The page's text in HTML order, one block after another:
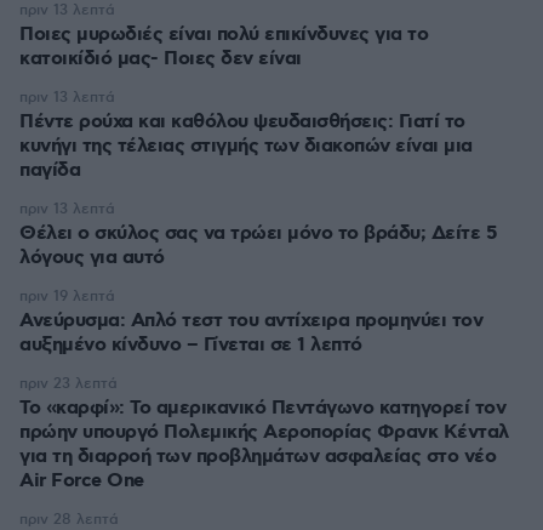
Ποιες μυρωδιές είναι πολύ επικίνδυνες για το
κατοικίδιό μας- Ποιες δεν είναι
πριν 13 λεπτά
Πέντε ρούχα και καθόλου ψευδαισθήσεις: Γιατί το
κυνήγι της τέλειας στιγμής των διακοπών είναι μια
παγίδα
πριν 13 λεπτά
Θέλει ο σκύλος σας να τρώει μόνο το βράδυ; Δείτε 5
λόγους για αυτό
πριν 13 λεπτά
Ανεύρυσμα: Απλό τεστ του αντίχειρα προμηνύει τον
αυξημένο κίνδυνο – Γίνεται σε 1 λεπτό
πριν 19 λεπτά
Το «καρφί»: Το αμερικανικό Πεντάγωνο κατηγορεί τον
πρώην υπουργό Πολεμικής Αεροπορίας Φρανκ Κένταλ
για τη διαρροή των προβλημάτων ασφαλείας στο νέο
Air Force One
πριν 23 λεπτά
πριν 28 λεπτά